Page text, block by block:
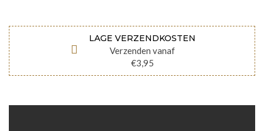
LAGE VERZENDKOSTEN
Verzenden vanaf
€3,95